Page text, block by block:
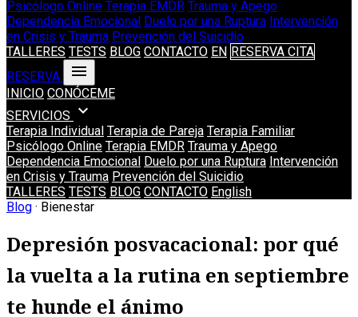
Psicólogo Online Terapia EMDR Trauma y Apego
Dependencia Emocional Duelo por una Ruptura Intervención
en Crisis y Trauma Prevención del Suicidio
TALLERES TESTS BLOG CONTACTO EN RESERVA CITA
RESERVA
menu
INICIO CONÓCEME
SERVICIOS expand_more
Terapia Individual Terapia de Pareja Terapia Familiar
Psicólogo Online Terapia EMDR Trauma y Apego
Dependencia Emocional Duelo por una Ruptura Intervención
en Crisis y Trauma Prevención del Suicidio
TALLERES TESTS BLOG CONTACTO English
Blog · Bienestar
Depresión posvacacional: por qué
la vuelta a la rutina en septiembre
te hunde el ánimo